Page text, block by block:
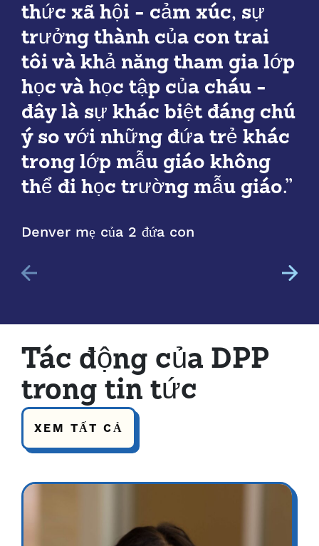
thức xã hội - cảm xúc, sự
trưởng thành của con trai
tôi và khả năng tham gia lớp
học và học tập của cháu -
đây là sự khác biệt đáng chú
ý so với những đứa trẻ khác
trong lớp mẫu giáo không
thể đi học trường mẫu giáo.”
Denver mẹ của 2 đứa con
Tác động của DPP
trong tin tức
XEM TẤT CẢ